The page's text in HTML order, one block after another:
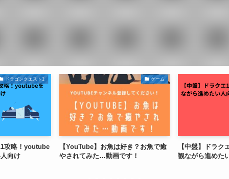
ドラゴンクエスト1
攻略！youtube
向け
ゲーム
【YouTube】お魚は好き？お魚で癒
やされてみた…動画です！
【中盤】ドラ
観ながら進めた